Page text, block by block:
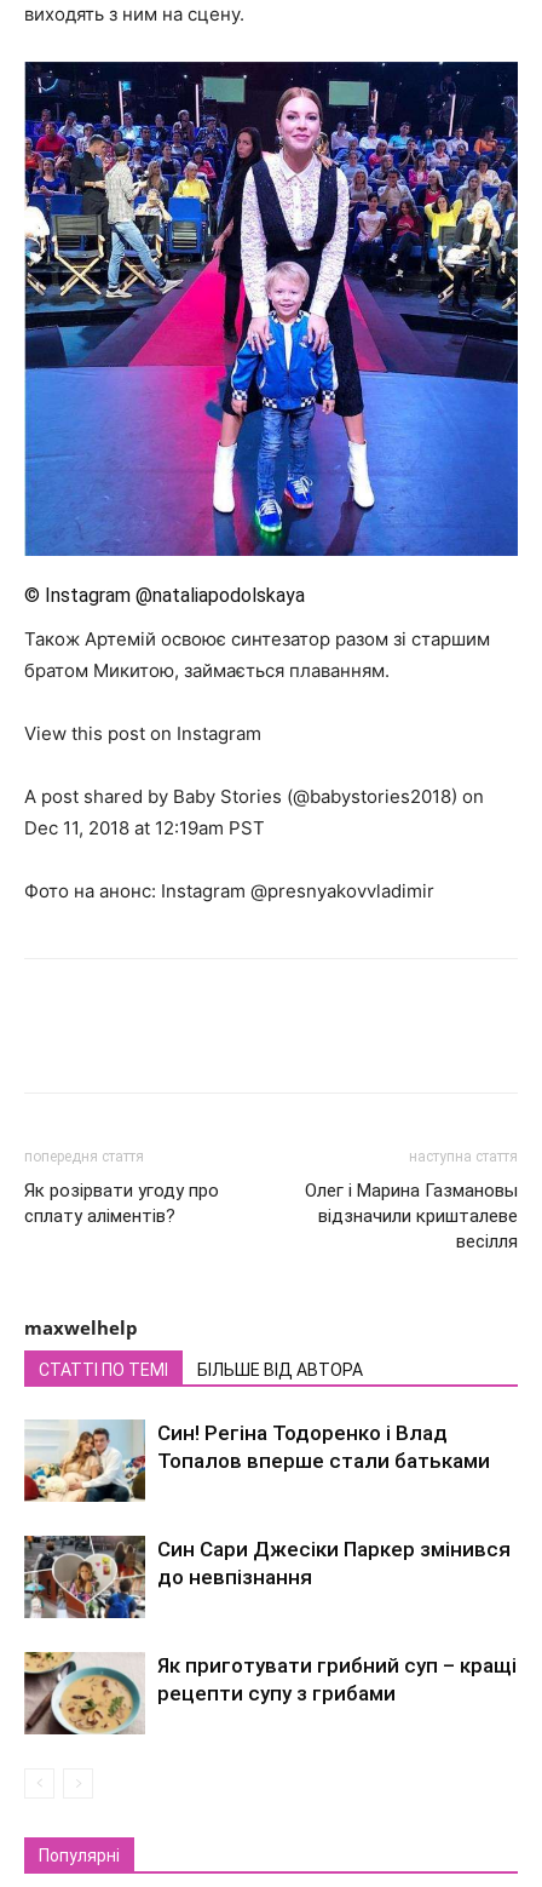
виходять з ним на сцену.
© Instagram @nataliapodolskaya
Також Артемій освоює синтезатор разом зі старшим
братом Микитою, займається плаванням.
View this post on Instagram
A post shared by Baby Stories (@babystories2018) on
Dec 11, 2018 at 12:19am PST
Фото на анонс: Instagram @presnyakovvladimir
попередня стаття
Як розірвати угоду про
сплату аліментів?
наступна стаття
Олег і Марина Газмановы
відзначили кришталеве
весілля
maxwelhelp
СТАТТІ ПО ТЕМІ БІЛЬШЕ ВІД АВТОРА
Син! Регіна Тодоренко і Влад
Топалов вперше стали батьками
Син Сари Джесіки Паркер змінився
до невпізнання
Як приготувати грибний суп – кращі
рецепти супу з грибами
Популярні